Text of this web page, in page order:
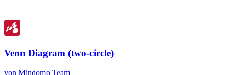
Venn Diagram (two-circle)
von Mindomo Team